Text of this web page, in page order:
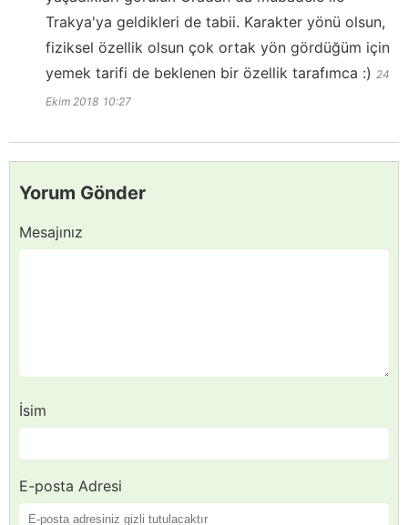
Trakya'ya geldikleri de tabii. Karakter yönü olsun,
fiziksel özellik olsun çok ortak yön gördüğüm için
yemek tarifi de beklenen bir özellik tarafımca :) 24
Ekim 2018 10:27
Yorum Gönder
Mesajınız
İsim
E-posta Adresi